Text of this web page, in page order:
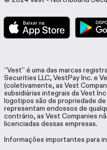
“Vest” é uma das marcas
Securities LLC, VestPay Inc. e
(coletivamente, as Vest
subsidiárias integrais da Vest
logotipos são de propriedade
representam endossos de
contrário, as Vest Companies
licenciadas dessas empresas.
Informações importantes para